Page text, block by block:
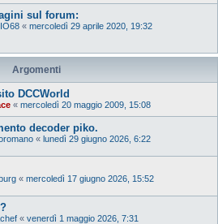
sul forum:
« mercoledì 29 aprile 2020, 19:32
Argomenti
DCCWorld
« mercoledì 20 maggio 2009, 15:08
decoder piko.
« lunedì 29 giugno 2026, 6:22
« mercoledì 17 giugno 2026, 15:52
« venerdì 1 maggio 2026, 7:31